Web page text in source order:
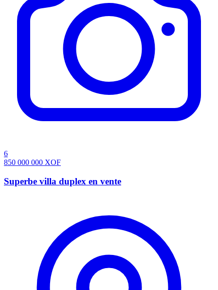
6
850 000 000 XOF
Superbe villa duplex en vente